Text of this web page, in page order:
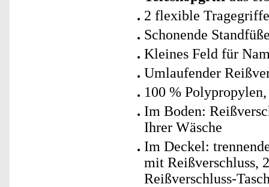
2 flexible
Schonende
Kleines Feld für
Umlaufender
100 %
Im Boden:
Ihrer Wäsche
Im Deckel:
mit Reißverschluss,
Reißverschluss-